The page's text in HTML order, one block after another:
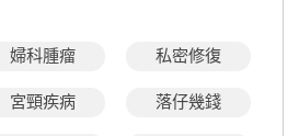
婦科腫瘤 私密修復
宮頸疾病 落仔幾錢